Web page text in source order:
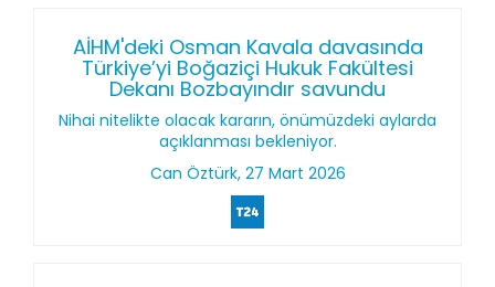
AİHM'deki Osman Kavala davasında
Türkiye’yi Boğaziçi Hukuk Fakültesi
Dekanı Bozbayındır savundu
Nihai nitelikte olacak kararın, önümüzdeki aylarda
açıklanması bekleniyor.
Can Öztürk, 27 Mart 2026